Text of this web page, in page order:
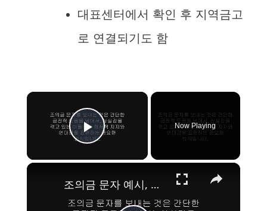
대표센터에서 확인 후 지역금고
로 연결되기도 함
×
Play Video
Now Playing
×
조의금 문자 예시, 부조금 액수, 부조금 보내는 방법